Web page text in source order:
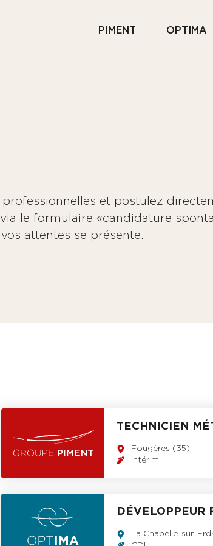
PIMENT OPTIMA
et postulez
le formulaire «candidature
attentes se présente.
Envoyer
TECHNICIEN
Fougères (35)
Intérim
DÉVELOPPEUR
La Chapelle-sur-